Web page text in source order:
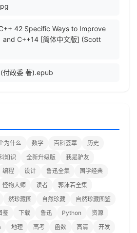
42 Specific Ways to Improve
and C++14 [简体中文版] (Scott
付政委 著).epub
为什么 数学 百科荟萃
历史
知识 全新升级版
我是驴友
编程 设计 鲁迅全集
国学经典
怪物大师 读者
郭沫若全集
然珍藏图 自然珍藏
自然珍藏图鉴
鉴 下载 鲁迅 Python
资源
地理 高考 函数 高清
开发